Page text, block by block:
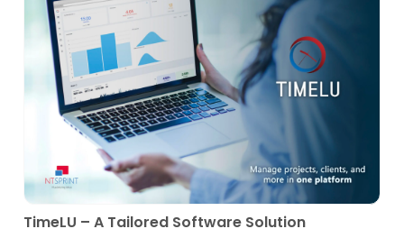
TimeLU – A Tailored Software Solution